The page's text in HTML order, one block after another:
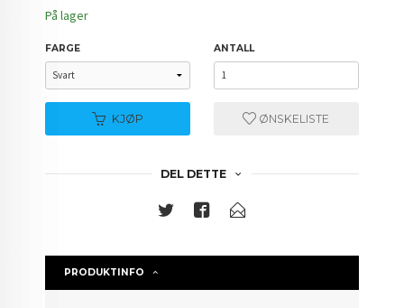
På lager
FARGE ANTALL
KJØP ØNSKELISTE
DEL DETTE
PRODUKTINFO